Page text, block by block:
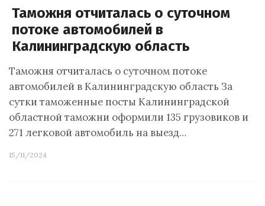
Таможня отчиталась о суточном
потоке автомобилей в
Калининградскую область
Таможня отчиталась о суточном потоке
автомобилей в Калининградскую область За
сутки таможенные посты Калининградской
областной таможни оформили 135 грузовиков и
271 легковой автомобиль на выезд…
15/11/2024